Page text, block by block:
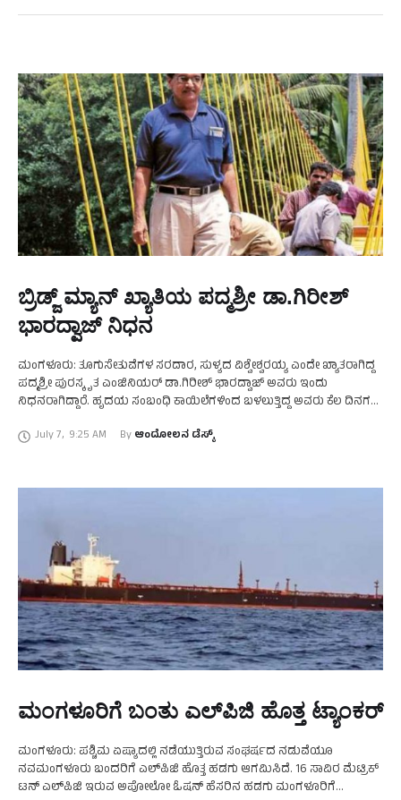
ಬ್ರಿಡ್ಜ್‌ ಮ್ಯಾನ್‌ ಖ್ಯಾತಿಯ ಪದ್ಮಶ್ರೀ ಡಾ.ಗಿರೀಶ್‌
ಭಾರದ್ವಾಜ್‌ ನಿಧನ
ಮಂಗಳೂರು: ತೂಗುಸೇತುವೆಗಳ ಸರದಾರ, ಸುಳ್ಯದ ವಿಶ್ವೇಶ್ವರಯ್ಯ ಎಂದೇ ಖ್ಯಾತರಾಗಿದ್ದ
ಪದ್ಮಶ್ರೀ ಪುರಸ್ಕೃತ ಎಂಜಿನಿಯರ್‌ ಡಾ.ಗಿರೀಶ್‌ ಭಾರದ್ವಾಜ್‌ ಅವರು ಇಂದು
ನಿಧನರಾಗಿದ್ದಾರೆ. ಹೃದಯ ಸಂಬಂಧಿ ಕಾಯಿಲೆಗಳಿಂದ ಬಳಲುತ್ತಿದ್ದ ಅವರು ಕೆಲ ದಿನಗಳ
July 7, 9:25 AM By ಆಂದೋಲನ ಡೆಸ್ಕ್
ಮಂಗಳೂರಿಗೆ ಬಂತು ಎಲ್‌ಪಿಜಿ ಹೊತ್ತ ಟ್ಯಾಂಕರ್‌
ಮಂಗಳೂರು: ಪಶ್ಚಿಮ ಏಷ್ಯಾದಲ್ಲಿ ನಡೆಯುತ್ತಿರುವ ಸಂಘರ್ಷದ ನಡುವೆಯೂ
ನವಮಂಗಳೂರು ಬಂದರಿಗೆ ಎಲ್‌ಪಿಜಿ ಹೊತ್ತ ಹಡಗು ಆಗಮಿಸಿದೆ. 16 ಸಾವಿರ ಮೆಟ್ರಿಕ್‌
ಟನ್‌ ಎಲ್‌ಪಿಜಿ ಇರುವ ಅಪೋಲೋ ಓಷನ್‌ ಹೆಸರಿನ ಹಡಗು ಮಂಗಳೂರಿಗೆ